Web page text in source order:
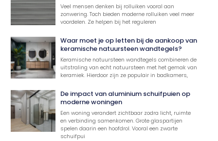
Veel mensen denken bij rolluiken vooral aan
zonwering. Toch bieden moderne rolluiken veel meer
voordelen. Ze helpen bij het reguleren
Waar moet je op letten bij de aankoop van
keramische natuursteen wandtegels?
Keramische natuursteen wandtegels combineren de
uitstraling van echt natuursteen met het gemak van
keramiek. Hierdoor zijn ze populair in badkamers,
De impact van aluminium schuifpuien op
moderne woningen
Een woning verandert zichtbaar zodra licht, ruimte
en verbinding samenkomen. Grote glaspartijen
spelen daarin een hoofdrol. Vooral een zwarte
schuifpui